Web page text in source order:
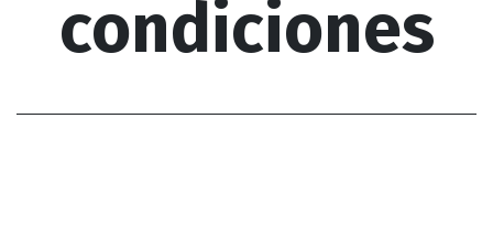
condiciones